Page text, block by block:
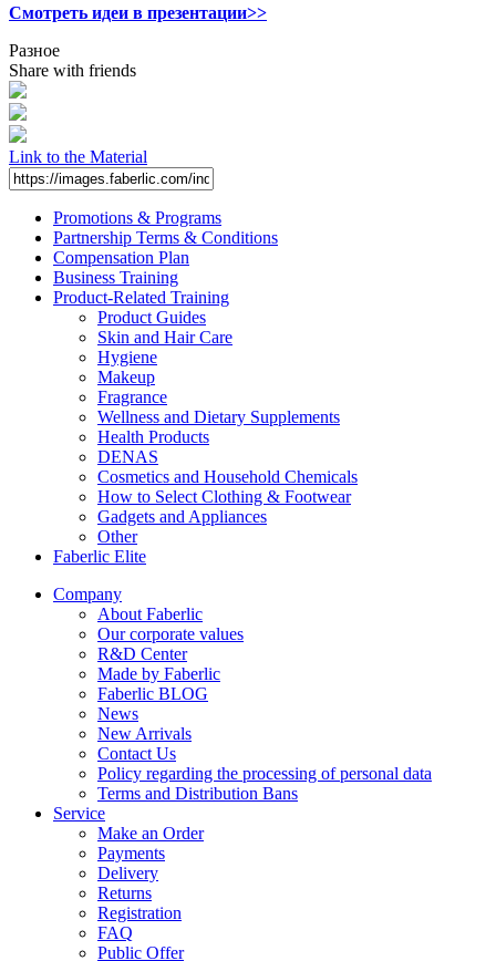
Смотреть идеи в презентации>>
Разное
Share with friends
Link to the Material
Promotions & Programs
Partnership Terms & Conditions
Compensation Plan
Business Training
Product-Related Training
Product Guides
Skin and Hair Care
Hygiene
Makeup
Fragrance
Wellness and Dietary Supplements
Health Products
DENAS
Cosmetics and Household Chemicals
How to Select Clothing & Footwear
Gadgets and Appliances
Other
Faberlic Elite
Company
About Faberlic
Our corporate values
R&D Center
Made by Faberlic
Faberlic BLOG
News
New Arrivals
Contact Us
Policy regarding the processing of personal data
Terms and Distribution Bans
Service
Make an Order
Payments
Delivery
Returns
Registration
FAQ
Public Offer